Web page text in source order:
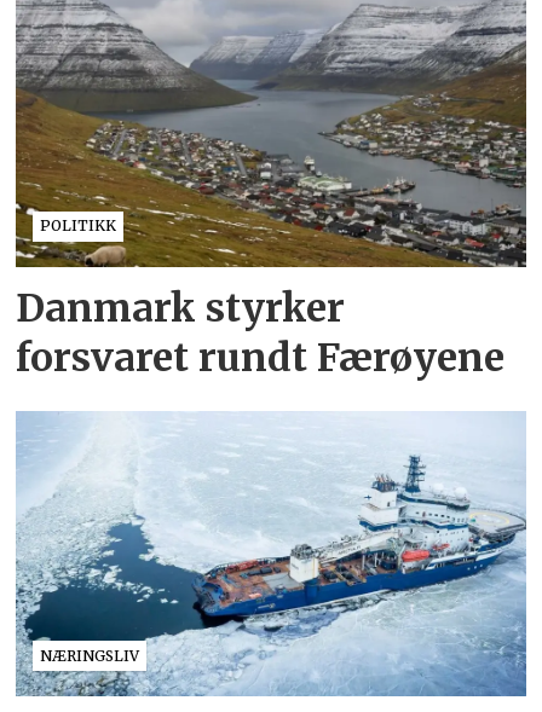
POLITIKK
Danmark styrker
forsvaret rundt Færøyene
NÆRINGSLIV